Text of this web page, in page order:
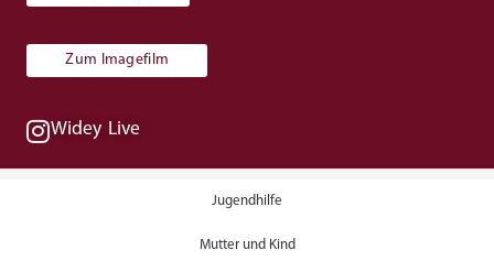
Zum Imagefilm
Widey Live
Jugendhilfe
Mutter und Kind